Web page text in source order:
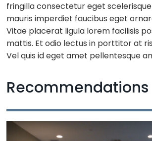
fringilla consectetur eget scelerisque
mauris imperdiet faucibus eget
Vitae placerat ligula lorem facilisis
mattis. Et odio lectus in porttitor at
Vel quis id eget amet pellentesque
Recommendations